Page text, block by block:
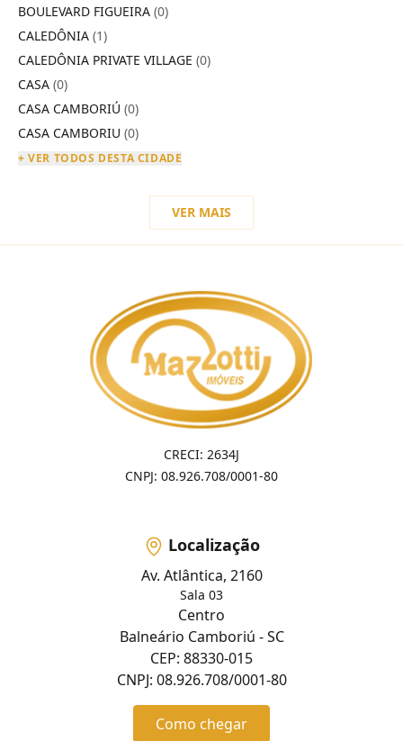
BOULEVARD FIGUEIRA (0)
CALEDÔNIA (1)
CALEDÔNIA PRIVATE VILLAGE (0)
CASA (0)
CASA CAMBORIÚ (0)
CASA CAMBORIU (0)
+ VER TODOS DESTA CIDADE
VER MAIS
CRECI: 2634J
CNPJ: 08.926.708/0001-80
Localização
Av. Atlântica, 2160
Sala 03
Centro
Balneário Camboriú - SC
CEP: 88330-015
CNPJ: 08.926.708/0001-80
Como chegar